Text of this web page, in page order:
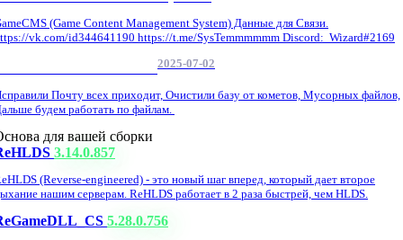
(Game Content Management System) Данные для Связи.
vk.com/id344641190 https://t.me/SysTemmmmmm Discord: Wizard#2169
2025-07-02
Почту всех приходит, Очистили базу от кометов, Мусорных файлов,
будем работать по файлам.
для вашей сборки
3.14.0.857
(Reverse-engineered) - это новый шаг вперед, который дает второе
нашим серверам. ReHLDS работает в 2 раза быстрей, чем HLDS.
5.28.0.756